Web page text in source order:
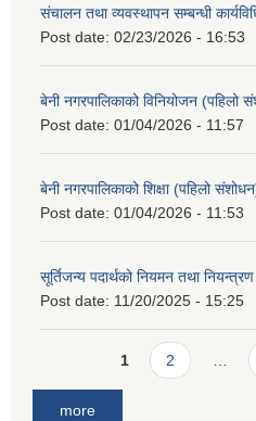
संचालन तथा व्यवस्थापन सम्बन्धी
Post date: 02/23/2026 - 16:53
बेनी नगरपालिकाको विनियोजन
Post date: 01/04/2026 - 11:57
बेनी नगरपालिकाको शिक्षा (पहिलो
Post date: 01/04/2026 - 11:53
सूर्तिजन्य पदार्थको नियमन तथा
Post date: 11/20/2025 - 15:25
Pages1 2
more